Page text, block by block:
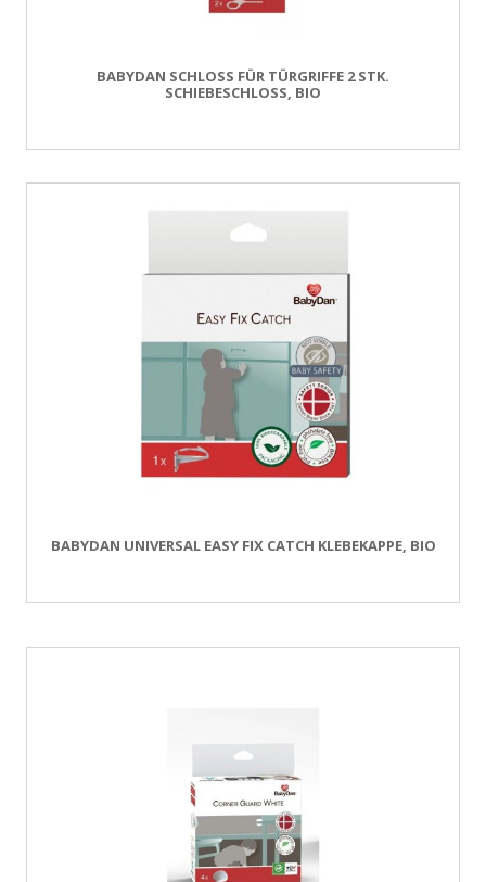
BABYDAN SCHLOSS FÜR TÜRGRIFFE 2 STK.
SCHIEBESCHLOSS, BIO
BABYDAN UNIVERSAL EASY FIX CATCH KLEBEKAPPE, BIO